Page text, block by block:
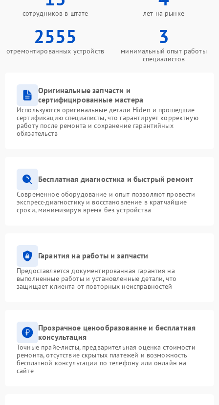
сотрудников в штате лет на рынке
2555
отремонтированных устройств
3
минимальный опыт работы
специалистов
Оригинальные запчасти и
сертифицированные мастера
Используются оригинальные детали Hiden и прошедшие
сертификацию специалисты, что гарантирует корректную
работу после ремонта и сохранение гарантийных
обязательств
Бесплатная диагностика и быстрый ремонт
Современное оборудование и опыт позволяют провести
экспресс-диагностику и восстановление в кратчайшие
сроки, минимизируя время без устройства
Гарантия на работы и запчасти
Предоставляется документированная гарантия на
выполненные работы и установленные детали, что
защищает клиента от повторных неисправностей
Прозрачное ценообразование и бесплатная
консультация
Точные прайс-листы, предварительная оценка стоимости
ремонта, отсутствие скрытых платежей и возможность
бесплатной консультации по телефону или онлайн на
сайте